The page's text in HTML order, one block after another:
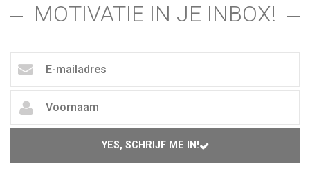
MOTIVATIE IN JE INBOX!
YES, SCHRIJF ME IN!